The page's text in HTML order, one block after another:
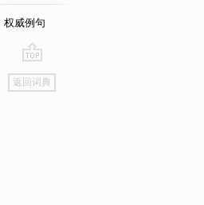
权威例句
go
top
返回词典